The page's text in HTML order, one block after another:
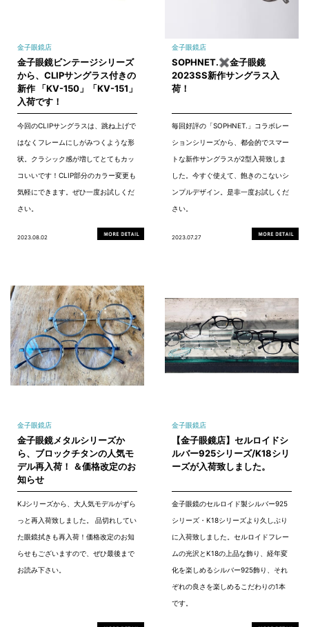
金子眼鏡店
金子眼鏡ビンテージシリーズ
から、CLIPサングラス付きの
新作 「KV-150」「KV-151」
入荷です！
今回のCLIPサングラスは、跳ね上げで
はなくフレームにしがみつくような形
状。クラシック感が増してとてもカッ
コいいです！CLIP部分のカラー変更も
気軽にできます。ぜひ一度お試しくだ
さい。
2023.08.02
金子眼鏡店
SOPHNET.✖金子眼鏡
2023SS新作サングラス入
荷！
毎回好評の「SOPHNET.」コラボレー
ションシリーズから、都会的でスマー
トな新作サングラスが2型入荷致しま
した。今すぐ使えて、飽きのこないシ
ンプルデザイン。是非一度お試しくだ
さい。
2023.07.27
金子眼鏡店
金子眼鏡メタルシリーズか
ら、ブロックチタンの人気モ
デル再入荷！ ＆価格改定のお
知らせ
KJシリーズから、大人気モデルがずら
っと再入荷致しました。 品切れしてい
た眼鏡拭きも再入荷！価格改定のお知
らせもございますので、ぜひ最後まで
お読み下さい。
金子眼鏡店
【金子眼鏡店】セルロイドシ
ルバー925シリーズ/K18シリ
ーズが入荷致しました。
金子眼鏡のセルロイド製シルバー925
シリーズ・K18シリーズより久しぶり
に入荷致しました。セルロイドフレー
ムの光沢とK18の上品な飾り、経年変
化を楽しめるシルバー925飾り、それ
ぞれの良さを楽しめるこだわりの1本
です。